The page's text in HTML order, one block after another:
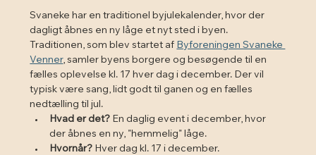
Svaneke har en traditionel byjulekalender, hvor der
dagligt åbnes en ny låge et nyt sted i byen.
Traditionen, som blev startet af Byforeningen Svaneke
Venner, samler byens borgere og besøgende til en
fælles oplevelse kl. 17 hver dag i december. Der vil
typisk være sang, lidt godt til ganen og en fælles
nedtælling til jul.
Hvad er det? En daglig event i december, hvor
der åbnes en ny, "hemmelig" låge.
Hvornår? Hver dag kl. 17 i december.